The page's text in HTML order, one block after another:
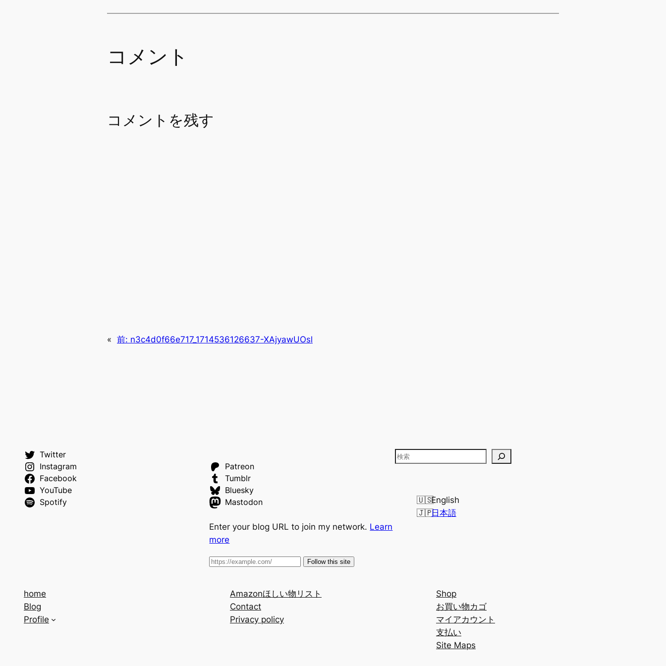
コメント
コメントを残す
« 前: n3c4d0f66e717_1714536126637-XAjyawUOsl
Twitter
Instagram
Facebook
YouTube
Spotify
Patreon
Tumblr
Bluesky
Mastodon
Enter your blog URL to join my network. Learn
more
Follow this site
検
English
日本語
home
Blog
Profile
Amazonほしい物リスト
Contact
Privacy policy
Shop
お買い物カゴ
マイアカウント
支払い
Site Maps